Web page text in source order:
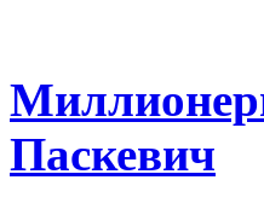
Паскевич